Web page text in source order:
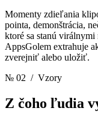
Momenty zdieľania
pointa, demonštrácia,
ktoré sa stanú
AppsGolem extrahuje
zverejniť alebo uložiť.
№ 02 / Vzory
Z čoho ľudia